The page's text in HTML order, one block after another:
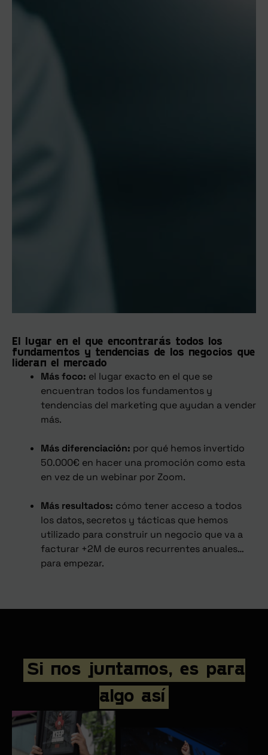
El lugar en el que encontrarás todos los
fundamentos y tendencias de los negocios que
lideran el mercado
Más foco: el lugar exacto en el que se
encuentran todos los fundamentos y
tendencias del marketing que ayudan a vender
más.
Más diferenciación: por qué hemos invertido
50.000€ en hacer una promoción como esta
en vez de un webinar por Zoom.
Más resultados: cómo tener acceso a todos
los datos, secretos y tácticas que hemos
utilizado para construir un negocio que va a
facturar +2M de euros recurrentes anuales…
para empezar.
Si nos juntamos, es para
algo así